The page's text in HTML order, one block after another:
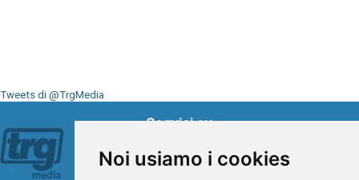
Noi usiamo i cookies
Tweets di @TrgMedia
Seguici su